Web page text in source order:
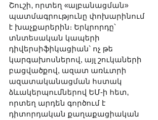
Շուշի, որտեղ «ալբանացման»
պատմագրությունը փոխարինում
է խաչքարերին։ Երկրորդը՝
տնտեսական կապերի
դիվերսիֆիկացիան՝ ոչ թե
կարգախոսներով, այլ շուկաների
բացվածքով, ազատ առևտրի
ազատականացման հստակ
ձևակերպումներով ԵՄ-ի հետ,
որտեղ արդեն գործում է
դիտորդական քաղաքացիական